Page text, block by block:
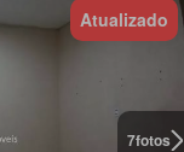
7fotos
Atualizado